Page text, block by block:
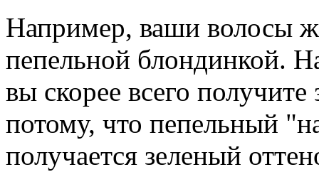
Например, ваши волосы
пепельной блондинкой.
вы скорее всего
потому, что пепельный
получается зеленый